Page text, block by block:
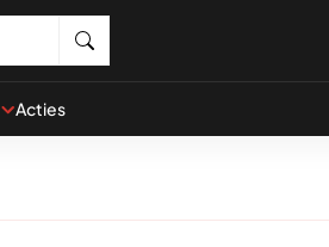
Acties